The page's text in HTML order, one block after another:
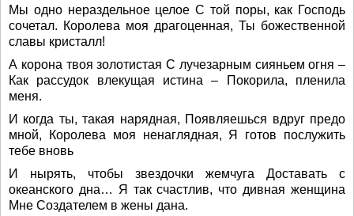
Мы одно нераздельное целое С той поры, как Господь
сочетал. Королева моя драгоценная, Ты божественной
славы кристалл!
А корона твоя золотистая С лучезарным сияньем огня –
Как рассудок влекущая истина – Покорила, пленила
меня.
И когда ты, такая нарядная, Появляешься вдруг предо
мной, Королева моя ненаглядная, Я готов послужить
тебе вновь
И нырять, чтобы звездочки жемчуга Доставать с
океанского дна… Я так счастлив, что дивная женщина
Мне Создателем в жены дана.